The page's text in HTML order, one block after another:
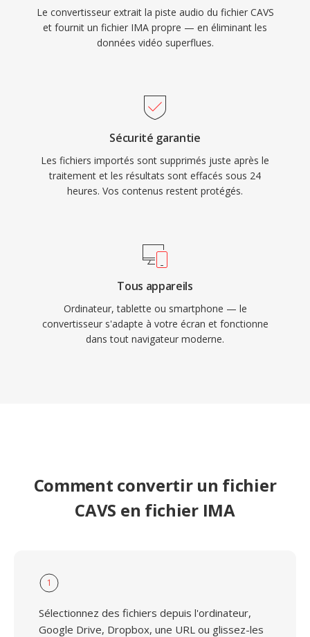
Le convertisseur extrait la piste audio du fichier CAVS
et fournit un fichier IMA propre — en éliminant les
données vidéo superflues.
Sécurité garantie
Les fichiers importés sont supprimés juste après le
traitement et les résultats sont effacés sous 24
heures. Vos contenus restent protégés.
Tous appareils
Ordinateur, tablette ou smartphone — le
convertisseur s'adapte à votre écran et fonctionne
dans tout navigateur moderne.
Comment convertir un fichier
CAVS en fichier IMA
1
Sélectionnez des fichiers depuis l'ordinateur,
Google Drive, Dropbox, une URL ou glissez-les